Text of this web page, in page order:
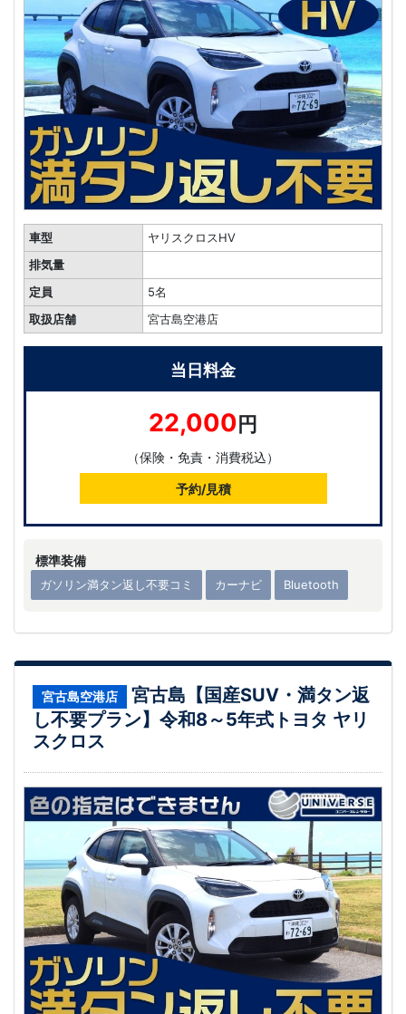
車型
ヤリスクロスHV
排気量
定員
5名
取扱店舗
宮古島空港店
標準装備
ガソリン満タン返し不要コミ カーナビ Bluetooth
当日料金
22,000円
（保険・免責・消費税込）
予約/見積
宮古島空港店
宮古島【国産SUV・満タン返
し不要プラン】令和8～5年式トヨタ ヤリ
スクロス